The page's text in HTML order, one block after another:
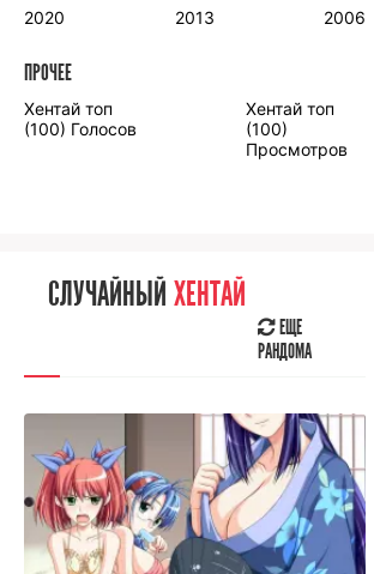
2016
ПРОЧЕЕ
Аниме фильмы Аниме OVA
СЛУЧАЙНОЕ АНИМЕ
РАНДОМА
ВЫ НЕДАВНО СМОТРЕЛИ
[/senpainoticeme]
2020
2013
2006
ПРОЧЕЕ
Хентай топ
(100) Голосов
Хентай топ
(100)
Просмотров
СЛУЧАЙНЫЙ ХЕНТАЙ
ЕЩЕ
РАНДОМА